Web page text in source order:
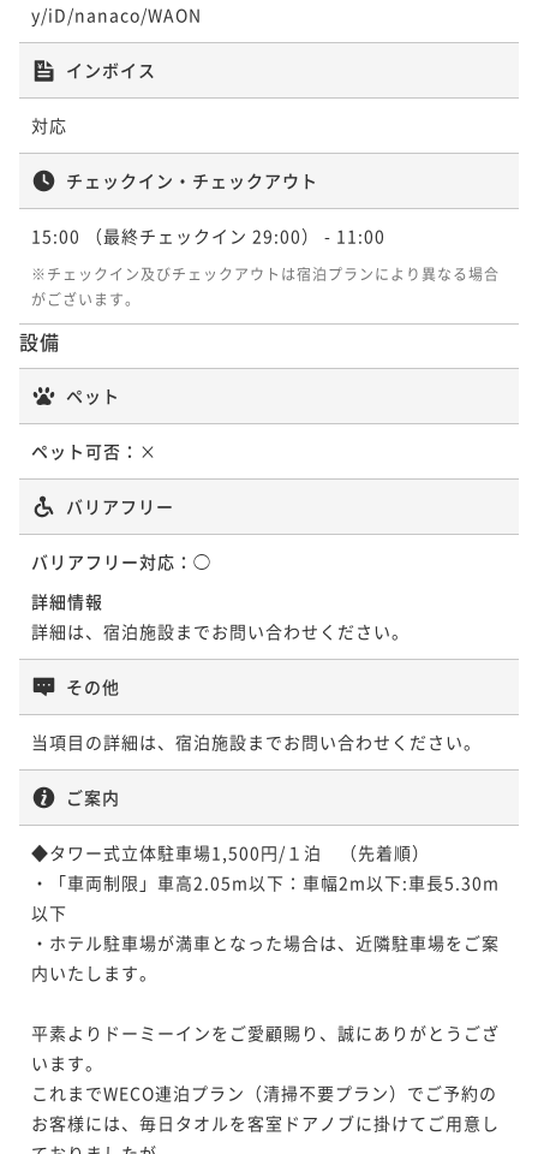
y/iD/nanaco/WAON
インボイス
対応
チェックイン・チェックアウト
15:00 （最終チェックイン 29:00） - 11:00
※チェックイン及びチェックアウトは宿泊プランにより異なる場合
がございます。
設備
ペット
ペット可否： ×
バリアフリー
バリアフリー対応： ◯
詳細情報
詳細は、宿泊施設までお問い合わせください。
その他
当項目の詳細は、宿泊施設までお問い合わせください。
ご案内
◆タワー式立体駐車場1,500円/１泊　（先着順）
・「車両制限」車高2.05m以下：車幅2m以下:車長5.30m
以下
・ホテル駐車場が満車となった場合は、近隣駐車場をご案
内いたします。
平素よりドーミーインをご愛顧賜り、誠にありがとうござ
います。
これまでWECO連泊プラン（清掃不要プラン）でご予約の
お客様には、毎日タオルを客室ドアノブに掛けてご用意し